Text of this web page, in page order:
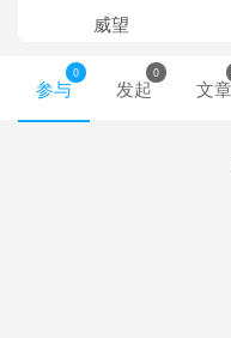
威望
参与
0
发起
0
文章